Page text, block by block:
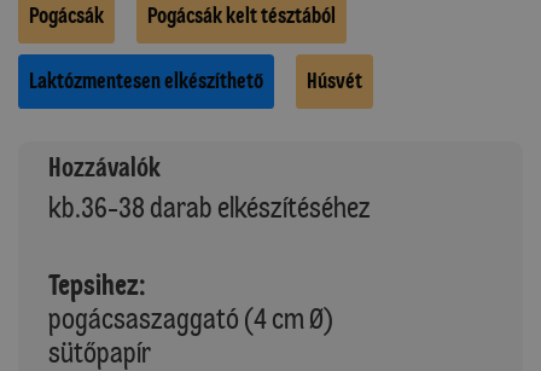
Pogácsák Pogácsák kelt tésztából
Laktózmentesen elkészíthető Húsvét
Hozzávalók
kb.36-38 darab elkészítéséhez
Tepsihez:
pogácsaszaggató (4 cm Ø)
sütőpapír